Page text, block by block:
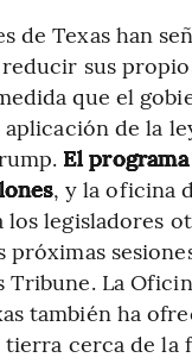
de Texas han
sus
que el
de la
El
, y la oficina
los legisladores
próximas
Tribune. La
también ha
tierra cerca de la